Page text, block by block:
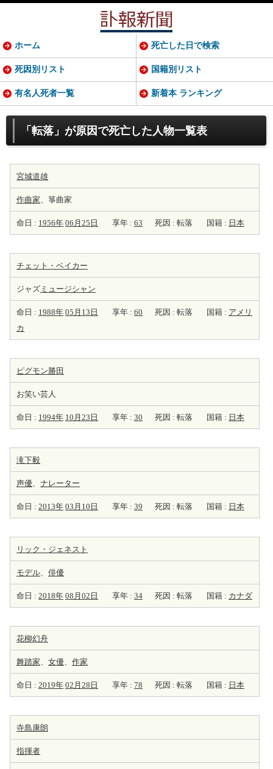
「転落」が原因で死亡した人物一覧表
宮城道雄
作曲家、箏曲家
命日 : 1956年 06月25日 享年 : 63 死因 : 転落 国籍 : 日本
チェット・ベイカー
ジャズ ミュージシャン
命日 : 1988年 05月13日 享年 : 60 死因 : 転落 国籍 : アメリ
カ
ピグモン勝田
お笑い芸人
命日 : 1994年 10月23日 享年 : 30 死因 : 転落 国籍 : 日本
滝下毅
声優、 ナレーター
命日 : 2013年 03月10日 享年 : 39 死因 : 転落 国籍 : 日本
リック・ジェネスト
モデル、 俳優
命日 : 2018年 08月02日 享年 : 34 死因 : 転落 国籍 : カナダ
花柳幻舟
舞踏家、 女優、 作家
命日 : 2019年 02月28日 享年 : 78 死因 : 転落 国籍 : 日本
寺島康朗
指揮者
ホーム 死亡した日で検索
死因別リスト 国籍別リスト
有名人死者一覧 新着本 ランキング